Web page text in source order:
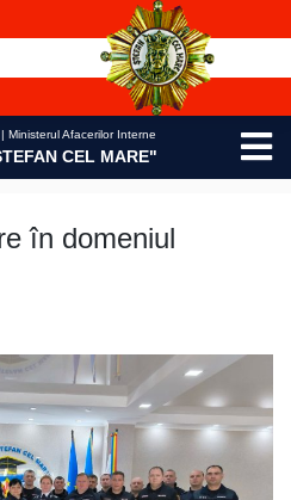
Ministerul Afacerilor Interne
CEL MARE"
în domeniul